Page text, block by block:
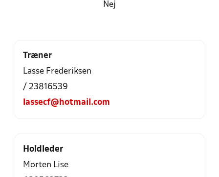
Nej
Træner
Lasse Frederiksen
/ 23816539
lassecf@hotmail.com
Holdleder
Morten Lise